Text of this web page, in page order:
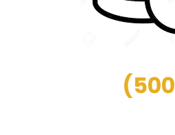
(500